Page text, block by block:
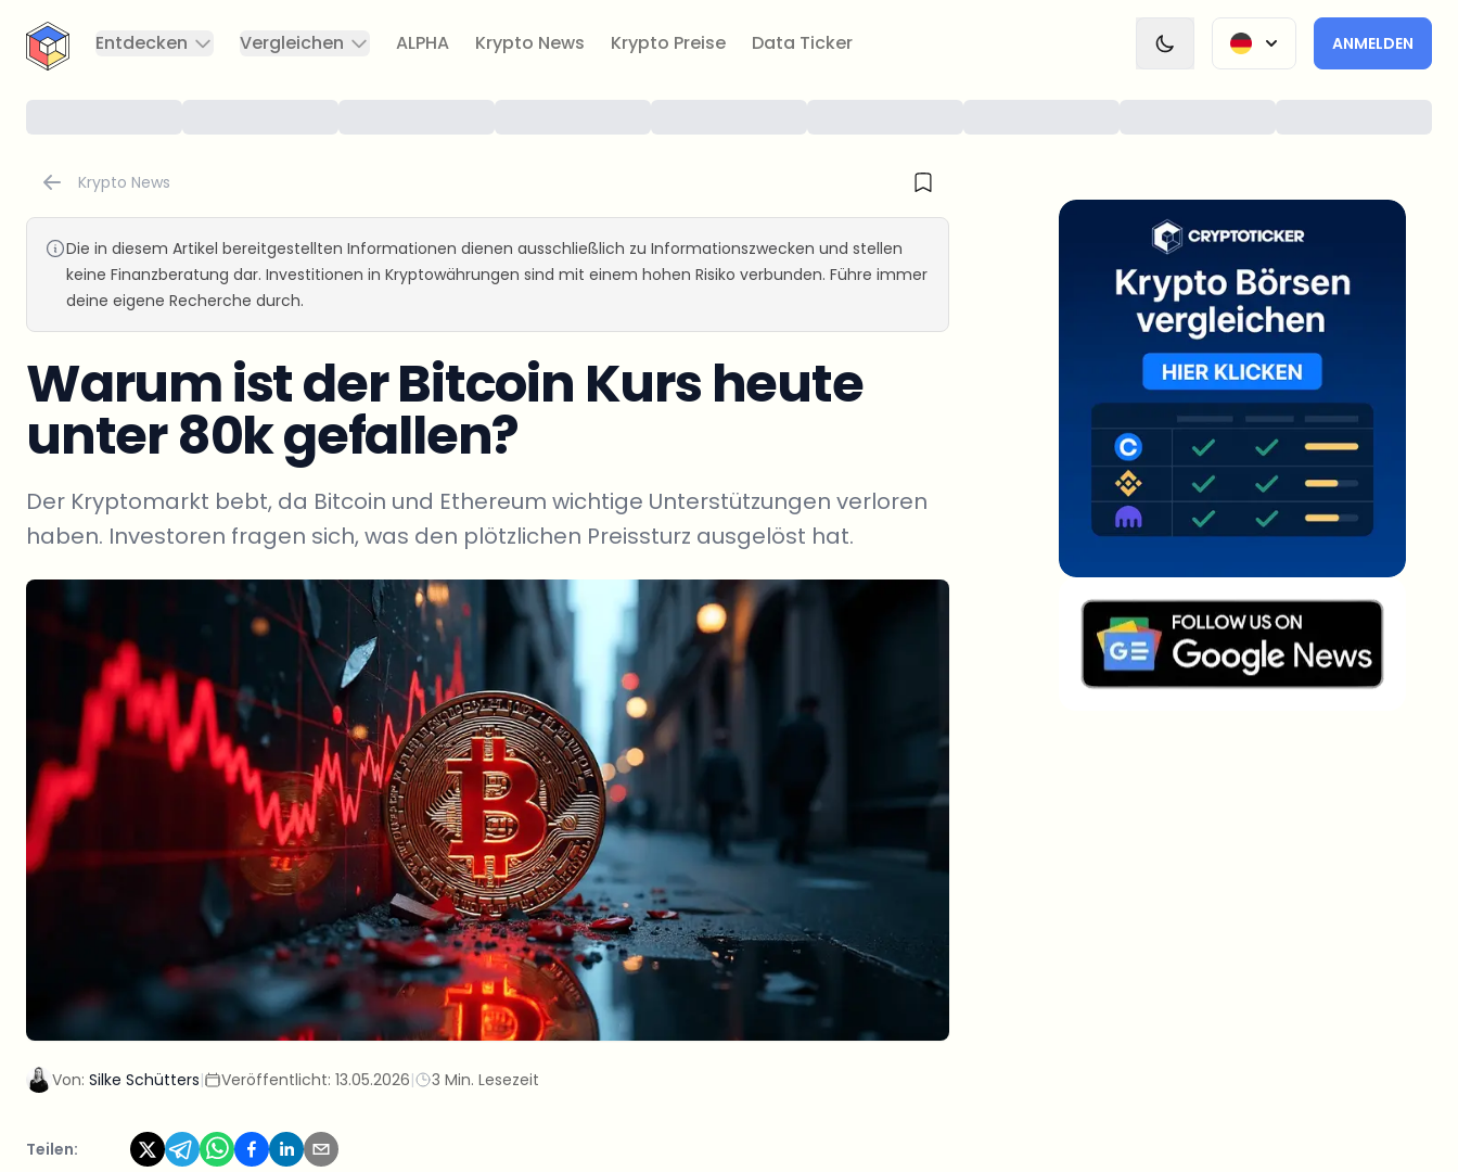
CryptoTicker
Entdecken
Vergleichen ALPHA Krypto News Krypto Preise Data Ticker ANMELDEN
Krypto News
Die in diesem Artikel bereitgestellten Informationen dienen ausschließlich zu Informationszwecken und stellen
keine Finanzberatung dar. Investitionen in Kryptowährungen sind mit einem hohen Risiko verbunden. Führe immer
deine eigene Recherche durch.
Warum ist der Bitcoin Kurs heute
unter 80k gefallen?
Der Kryptomarkt bebt, da Bitcoin und Ethereum wichtige Unterstützungen verloren
haben. Investoren fragen sich, was den plötzlichen Preissturz ausgelöst hat.
Von: Silke Schütters| Veröffentlicht: 13.05.2026| 3 Min. Lesezeit
Teilen: